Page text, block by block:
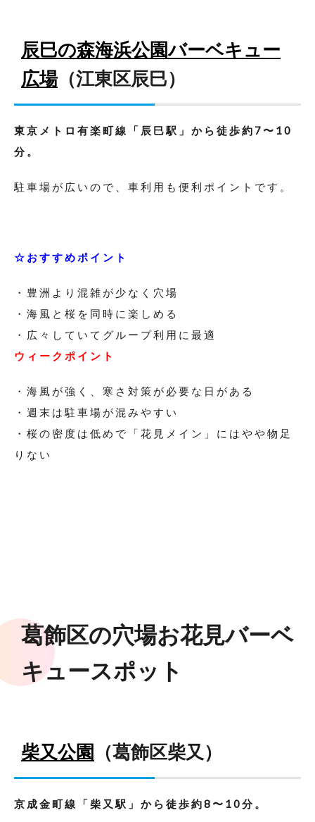
辰巳の森海浜公園バーベキュー
広場（江東区辰巳）
東京メトロ有楽町線「辰巳駅」から徒歩約7〜10
分。
駐車場が広いので、車利用も便利ポイントです。
☆おすすめポイント
・豊洲より混雑が少なく穴場
・海風と桜を同時に楽しめる
・広々していてグループ利用に最適
ウィークポイント
・海風が強く、寒さ対策が必要な日がある
・週末は駐車場が混みやすい
・桜の密度は低めで「花見メイン」にはやや物足
りない
葛飾区の穴場お花見バーベ
キュースポット
柴又公園 （葛飾区柴又）
京成金町線「柴又駅」から徒歩約8〜10分。